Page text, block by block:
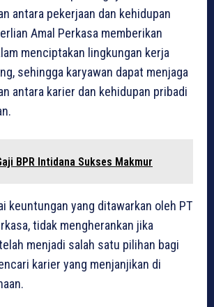
antara pekerjaan dan kehidupan
Amal Perkasa memberikan
menciptakan lingkungan kerja
sehingga karyawan dapat menjaga
antara karier dan kehidupan pribadi
BPR Intidana Sukses Makmur
keuntungan yang ditawarkan oleh PT
tidak mengherankan jika
menjadi salah satu pilihan bagi
karier yang menjanjikan di